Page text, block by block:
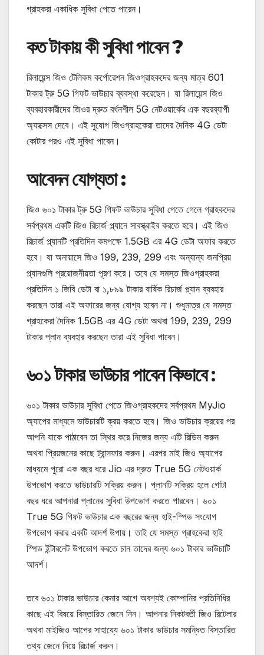
গ্রাহকরা একাধিক সুবিধা পেতে পারেন।
কত টাকায় কী সুবিধা পাবেন ?
রিলায়েন্স জিও টেলিকম কর্পোরেশন জিওগ্রাহকদের জন্য মাত্র 601
টাকার ট্রু 5G গিফট ভাউচার ব্যবস্থা করেছেন। যা রিলায়েন্স জিও
ব্যবহারকারীদের জিওর দ্রুত বর্ধনশীল 5G নেটওয়ার্কের এক বছরব্যাপী
অ্যাক্সেস দেবে। এই সুযোগ জিওগ্রাহকেরা তাদের দৈনিক 4G ডেটা
কোটার পরও এই সুবিধা পাবেন।
আবেদন যোগ্যতা :
জিও ৬০১ টাকার ট্রু 5G গিফট ভাউচার সুবিধা পেতে গেলে গ্রাহকদের
সর্বপ্রথম একটি জিও রিচার্জ প্ল্যানে সাবস্ক্রাইব করতে হবে। এই জিও
রিচার্জ প্ল্যানটি প্রতিদিন কমপক্ষে 1.5GB এর 4G ডেটা অফার করতে
হবে। যা অনায়াসে জিও 199, 239, 299 এবং অন্যান্য জনপ্রিয়
প্ল্যানগুলি প্রয়োজনীয়তা পূরণ করে। তবে যে সমস্ত জিওগ্রাহকরা
প্রতিদিন ১ জিবি ডেটা বা ১,৮৯৯ টাকার বার্ষিক রিচার্জ প্ল্যান ব্যবহার
করছেন তারা এই অফারের জন্য যোগ্য হবেন না। শুধুমাত্র যে সমস্ত
গ্রাহকেরা দৈনিক 1.5GB এর 4G ডেটা অথবা 199, 239, 299
টাকার প্লান ব্যবহার করছেন তারা এই সুবিধা পাবেন।
৬০১ টাকার ভাউচার পাবেন কিভাবে:
৬০১ টাকার ভাউচার সুবিধা পেতে জিওগ্রাহকদের সর্বপ্রথম MyJio
অ্যাপের মাধ্যমে ভাউচারটি ক্রয় করতে হবে। জিও ভাউচার ক্রয়ের পর
আপনি যাকে পাঠাবেন তা স্থির করে নিজের জন্য এটি রিডিম করুন
অথবা প্রিয়জনের কাছে ট্রান্সফার করুন। এরপর মাই জিও অ্যাপের
মাধ্যমে পুরো এক বছর ধরে Jio এর দ্রুত True 5G নেটওয়ার্ক
উপভোগ করতে ভাউচারটি সক্রিয় করুন। প্লানটি সক্রিয় হলে গোটা
বছর ধরে আপনারা প্লানের সুবিধা উপভোগ করতে পারবেন। ৬০১
True 5G গিফট ভাউচার এক বছরের জন্য হাই-স্পিড সংযোগ
উপভোগ করার একটি আদর্শ উপায়। তাই যে সমস্ত গ্রাহকেরা হাই
স্পিড ইন্টারনেট উপভোগ করতে চান তাদের জন্য ৬০১ টাকার ভাউচাটি
আদর্শ।
তবে ৬০১ টাকার ভাউচার‌ কেনার আগে অবশ্যই কোম্পানির প্রতিনিধির
কাছে এই বিষয়ে বিস্তারিত জেনে নিন। আপনার নিকটবর্তী জিও রিটেলার
অথবা মাইজিও আপের সাহায্যে ৬০১ টাকার ভাউচার‌ সমন্ধিত বিস্তারিত
তথ্য জেনে নিয়ে রিচার্জ করুন।